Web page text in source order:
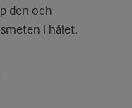
den och
i hålet.